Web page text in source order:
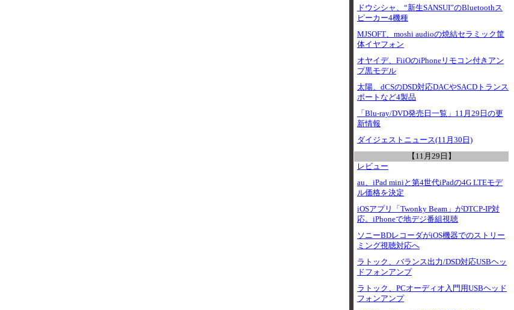
ドウシシャ、“新生SANSUI”のBluetoothス
ピーカー4機種
MJSOFT、moshi audioの焼結セラミック筐
体イヤフォン
オヤイデ、FiiOのiPhoneリモコン付きアン
プ黒モデル
太陽、dCSのDSD対応DACやSACDトランス
ポートなど4製品
「Blu-ray/DVD発売日一覧」11月29日の更
新情報
ダイジェストニュース(11月30日)
【11月29日】
レビュー
au、iPad miniと第4世代iPadの4G LTEモデ
ル価格を決定
iOSアプリ「Twonky Beam」がDTCP-IP対
応。iPhoneで地デジ番組視聴
ソニーBDレコーダがiOS機器でのストリー
ミング視聴対応へ
ラトック、バランス出力/DSD対応USBヘッ
ドフォンアンプ
ラトック、PCオーディオ入門用USBヘッド
フォンアンプ